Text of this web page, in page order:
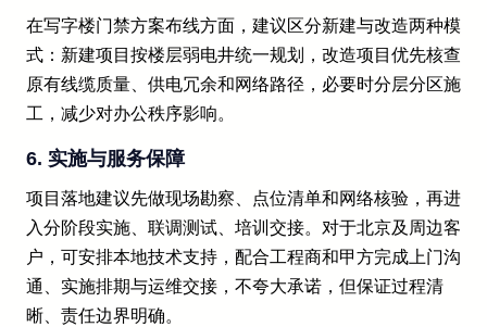
在写字楼门禁方案布线方面，建议区分新建与改造两种模
式：新建项目按楼层弱电井统一规划，改造项目优先核查
原有线缆质量、供电冗余和网络路径，必要时分层分区施
工，减少对办公秩序影响。
6. 实施与服务保障
项目落地建议先做现场勘察、点位清单和网络核验，再进
入分阶段实施、联调测试、培训交接。对于北京及周边客
户，可安排本地技术支持，配合工程商和甲方完成上门沟
通、实施排期与运维交接，不夸大承诺，但保证过程清
晰、责任边界明确。